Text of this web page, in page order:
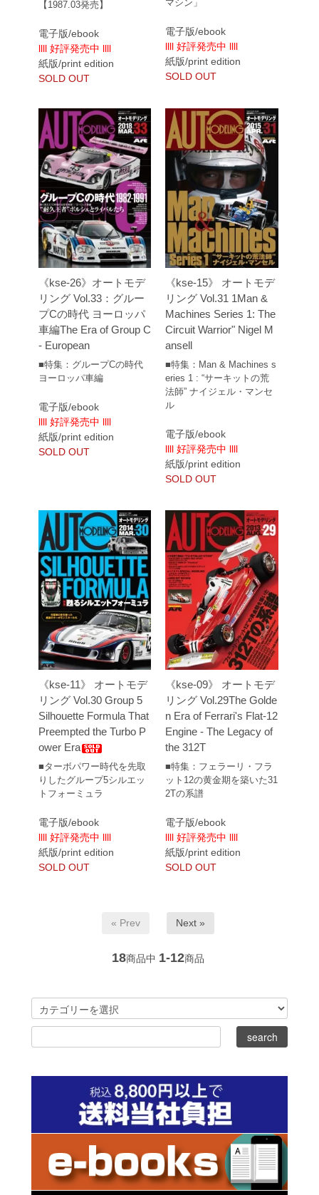
【1987.03発売】
電子版/ebook
llll 好評発売中 llll
紙版/print edition
SOLD OUT
マシン」
電子版/ebook
llll 好評発売中 llll
紙版/print edition
SOLD OUT
《kse-26》オートモデ
リング Vol.33：グルー
プCの時代 ヨーロッパ
車編The Era of Group C
- European
■特集：グループCの時代
ヨーロッパ車編
電子版/ebook
llll 好評発売中 llll
紙版/print edition
SOLD OUT
《kse-15》 オートモデ
リング Vol.31 1Man &
Machines Series 1: The
Circuit Warrior" Nigel M
ansell
■特集：Man & Machines s
eries 1 : “サーキットの荒
法師” ナイジェル・マンセ
ル
電子版/ebook
llll 好評発売中 llll
紙版/print edition
SOLD OUT
《kse-11》 オートモデ
リング Vol.30 Group 5
Silhouette Formula That
Preempted the Turbo P
ower Era
■ターボパワー時代を先取
りしたグループ5シルエッ
トフォーミュラ
電子版/ebook
llll 好評発売中 llll
紙版/print edition
SOLD OUT
《kse-09》 オートモデ
リング Vol.29The Golde
n Era of Ferrari's Flat-12
Engine - The Legacy of
the 312T
■特集：フェラーリ・フラ
ット12の黄金期を築いた31
2Tの系譜
電子版/ebook
llll 好評発売中 llll
紙版/print edition
SOLD OUT
« Prev Next »
18商品中 1-12商品